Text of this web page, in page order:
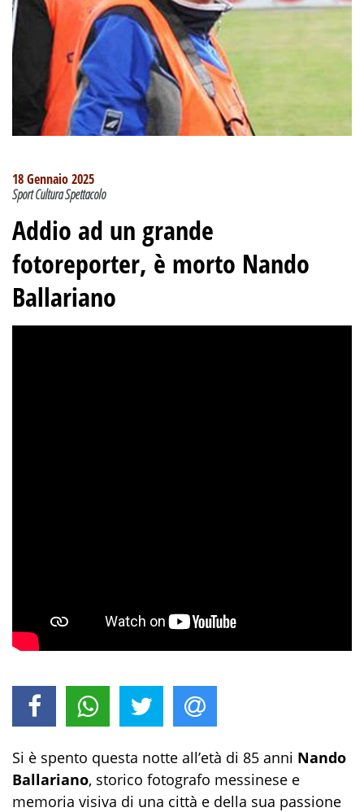
18 Gennaio 2025
Sport Cultura Spettacolo
Addio ad un grande
fotoreporter, è morto Nando
Ballariano
Si è spento questa notte all’età di 85 anni Nando
Ballariano, storico fotografo messinese e
memoria visiva di una città e della sua passione